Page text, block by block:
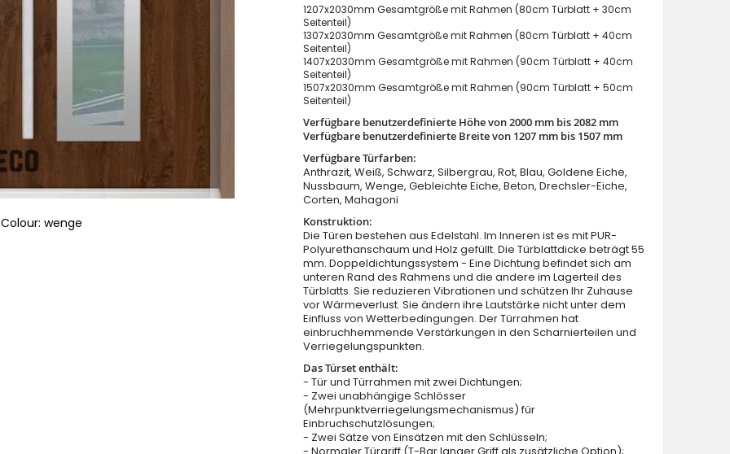
Colour: wenge
1207x2030mm Gesamtgröße mit Rahmen (80cm Türblatt + 30cm
Seitenteil)
1307x2030mm Gesamtgröße mit Rahmen (80cm Türblatt + 40cm
Seitenteil)
1407x2030mm Gesamtgröße mit Rahmen (90cm Türblatt + 40cm
Seitenteil)
1507x2030mm Gesamtgröße mit Rahmen (90cm Türblatt + 50cm
Seitenteil)
Verfügbare benutzerdefinierte Höhe von 2000 mm bis 2082 mm
Verfügbare benutzerdefinierte Breite von 1207 mm bis 1507 mm
Verfügbare Türfarben:
Anthrazit, Weiß, Schwarz, Silbergrau, Rot, Blau, Goldene Eiche,
Nussbaum, Wenge, Gebleichte Eiche, Beton, Drechsler-Eiche,
Corten, Mahagoni
Konstruktion:
Die Türen bestehen aus Edelstahl. Im Inneren ist es mit PUR-
Polyurethanschaum und Holz gefüllt. Die Türblattdicke beträgt 55
mm. Doppeldichtungssystem - Eine Dichtung befindet sich am
unteren Rand des Rahmens und die andere im Lagerteil des
Türblatts. Sie reduzieren Vibrationen und schützen Ihr Zuhause
vor Wärmeverlust. Sie ändern ihre Lautstärke nicht unter dem
Einfluss von Wetterbedingungen. Der Türrahmen hat
einbruchhemmende Verstärkungen in den Scharnierteilen und
Verriegelungspunkten.
Das Türset enthält:
- Tür und Türrahmen mit zwei Dichtungen;
- Zwei unabhängige Schlösser
(Mehrpunktverriegelungsmechanismus) für
Einbruchschutzlösungen;
- Zwei Sätze von Einsätzen mit den Schlüsseln;